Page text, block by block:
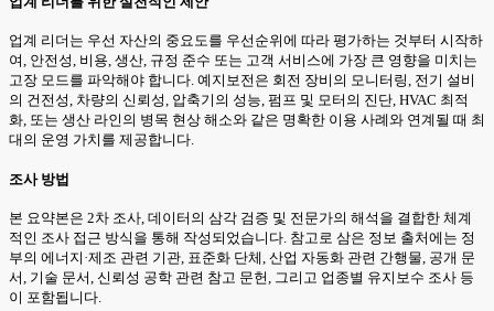
업계 리더는 우선 자산의 중요도를 우선순위에 따라 평가하는 것부터 시작하
여, 안전성, 비용, 생산, 규정 준수 또는 고객 서비스에 가장 큰 영향을 미치는
고장 모드를 파악해야 합니다. 예지보전은 회전 장비의 모니터링, 전기 설비
의 건전성, 차량의 신뢰성, 압축기의 성능, 펌프 및 모터의 진단, HVAC 최적
화, 또는 생산 라인의 병목 현상 해소와 같은 명확한 이용 사례와 연계될 때 최
대의 운영 가치를 제공합니다.
조사 방법
본 요약본은 2차 조사, 데이터의 삼각 검증 및 전문가의 해석을 결합한 체계
적인 조사 접근 방식을 통해 작성되었습니다. 참고로 삼은 정보 출처에는 정
부의 에너지·제조 관련 기관, 표준화 단체, 산업 자동화 관련 간행물, 공개 문
서, 기술 문서, 신뢰성 공학 관련 참고 문헌, 그리고 업종별 유지보수 조사 등
이 포함됩니다.